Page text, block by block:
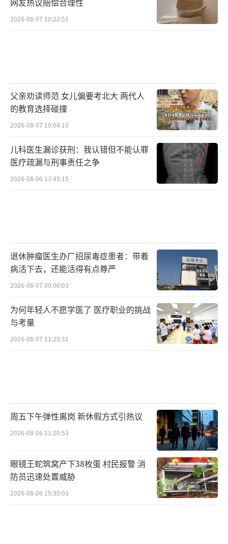
2026-08-07 10:22:51
父亲劝读师范 女儿偏要考北大 两代人
的教育选择碰撞
2026-08-07 10:04:10
儿科医生漏诊获刑：我认错但不能认罪
医疗疏漏与刑事责任之争
2026-08-06 13:45:15
退休肿瘤医生办厂招尿毒症患者：带着
病活下去，还能活得有点尊严
2026-08-07 09:00:03
为何年轻人不愿学医了 医疗职业的挑战
与考量
2026-08-07 11:20:31
周五下午弹性离岗 新休假方式引热议
2026-08-06 11:20:53
眼镜王蛇筑窝产下38枚蛋 村民报警 消
防员迅速处置威胁
2026-08-06 15:30:03